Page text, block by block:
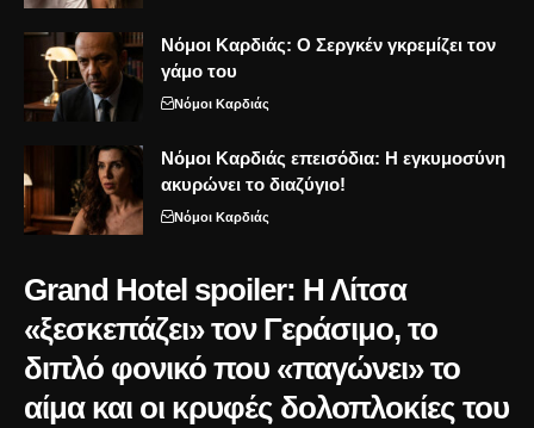
Νόμοι Καρδιάς: Ο Σεργκέν γκρεμίζει τον
γάμο του
Νόμοι Καρδιάς
Νόμοι Καρδιάς επεισόδια: Η εγκυμοσύνη
ακυρώνει το διαζύγιο!
Νόμοι Καρδιάς
Grand Hotel spoiler: Η Λίτσα
«ξεσκεπάζει» τον Γεράσιμο, το
διπλό φονικό που «παγώνει» το
αίμα και οι κρυφές δολοπλοκίες του